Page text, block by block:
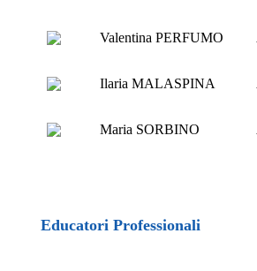
Valentina PERFUMO
Ilaria MALASPINA
Maria SORBINO
Educatori Professionali